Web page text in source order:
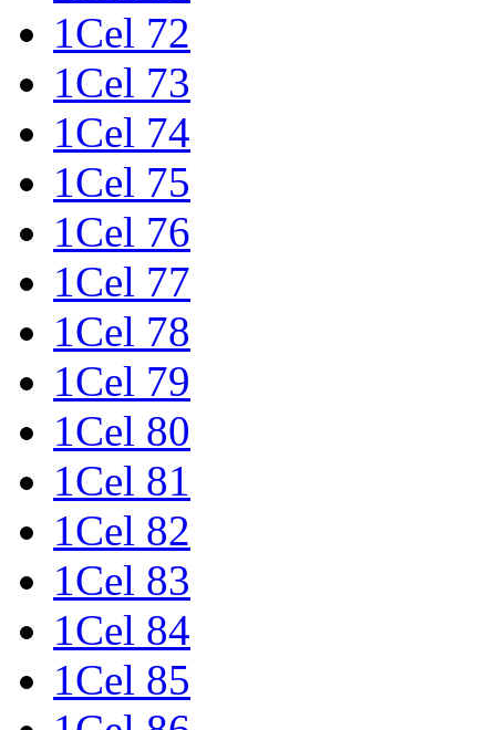
1Cel 72
1Cel 73
1Cel 74
1Cel 75
1Cel 76
1Cel 77
1Cel 78
1Cel 79
1Cel 80
1Cel 81
1Cel 82
1Cel 83
1Cel 84
1Cel 85